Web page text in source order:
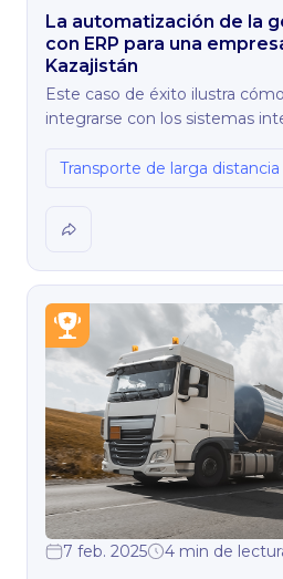
La automatización de la
con ERP para una
Kazajistán
Este caso de éxito ilustra
integrarse con los sistemas
empresariales.
Transporte de larga distancia
7 feb. 2025 4 min de